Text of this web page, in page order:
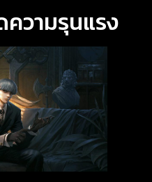
ความรุนแรง